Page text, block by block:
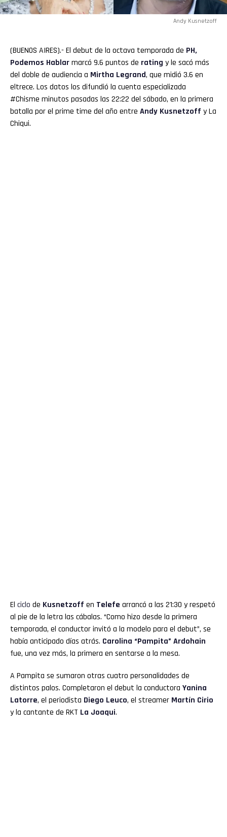
Andy Kusnetzoff
(BUENOS AIRES).- El debut de la octava temporada de PH,
Podemos Hablarmarcó 9.6 puntos de rating y le sacó más
del doble de audiencia a Mirtha Legrand, que midió 3.6 en
eltrece. Los datos los difundió la cuenta especializada
#Chisme minutos pasadas las 22:22 del sábado, en la primera
batalla por el prime time del año entre Andy Kusnetzoff y La
Chiqui.
El ciclo de Kusnetzoff en Telefe arrancó a las 21:30 y respetó
al pie de la letra las cábalas. “Como hizo desde la primera
temporada, el conductor invitó a la modelo para el debut”, se
había anticipado días atrás. Carolina “Pampita” Ardohain
fue, una vez más, la primera en sentarse a la mesa.
A Pampita se sumaron otras cuatro personalidades de
distintos palos. Completaron el debut la conductora Yanina
Latorre, el periodista Diego Leuco, el streamer Martín Cirio
y la cantante de RKT La Joaqui.